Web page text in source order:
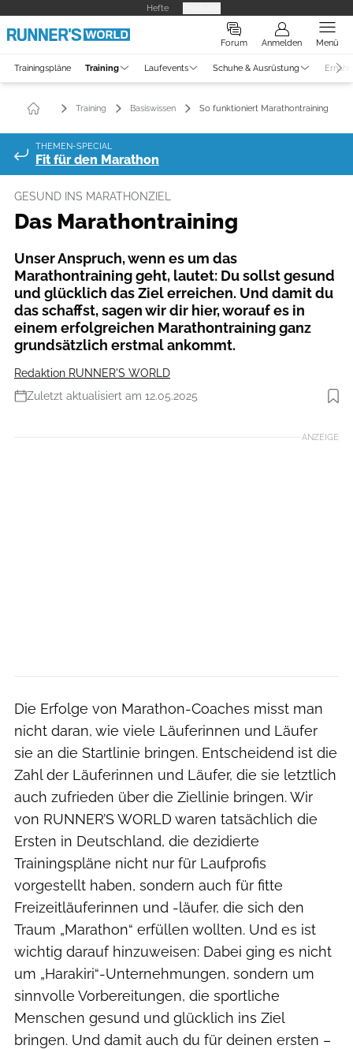
Hefte
Forum Anmelden Menü
Trainingspläne Training Laufevents Schuhe & Ausrüstung
Training Basiswissen So funktioniert Marathontraining
THEMEN-SPECIAL
Fit für den Marathon
GESUND INS MARATHONZIEL
Das Marathontraining
Unser Anspruch, wenn es um das
Marathontraining geht, lautet: Du sollst gesund
und glücklich das Ziel erreichen. Und damit du
das schaffst, sagen wir dir hier, worauf es in
einem erfolgreichen Marathontraining ganz
grundsätzlich erstmal ankommt.
Redaktion RUNNER'S WORLD
Zuletzt aktualisiert am 12.05.2025
ANZEIGE
Die Erfolge von Marathon-Coaches misst man
nicht daran, wie viele Läuferinnen und Läufer
sie an die Startlinie bringen. Entscheidend ist die
Zahl der Läuferinnen und Läufer, die sie letztlich
auch zufrieden über die Ziellinie bringen. Wir
von RUNNER’S WORLD waren tatsächlich die
Ersten in Deutschland, die dezidierte
Trainingspläne nicht nur für Laufprofis
vorgestellt haben, sondern auch für fitte
Freizeitläuferinnen und -läufer, die sich den
Traum „Marathon“ erfüllen wollten. Und es ist
wichtig darauf hinzuweisen: Dabei ging es nicht
um „Harakiri“-Unternehmungen, sondern um
sinnvolle Vorbereitungen, die sportliche
Menschen gesund und glücklich ins Ziel
bringen. Und damit auch du für deinen ersten –